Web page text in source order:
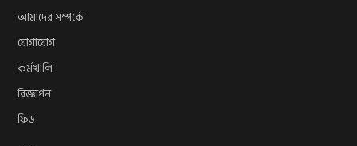
আমাদের সম্পর্কে
যোগাযোগ
কর্মখালি
বিজ্ঞাপন
ফিড